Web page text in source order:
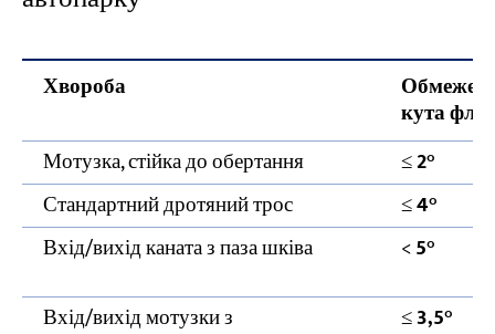
Хвороба
кута
Мотузка, стійка до обертання
≤2°
Стандартний дротяний трос
≤4°
Вхід/вихід каната з паза шківа
<5°
Вхід/вихід мотузки з ≤3,5°